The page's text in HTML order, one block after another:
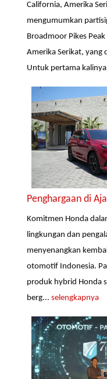
California, Amerika
mengumumkan
Broadmoor Pikes
Amerika Serikat, yang
Untuk pertama
Penghargaan di
Komitmen Honda
lingkungan dan
menyenangkan
otomotif Indonesia.
produk hybrid Honda
berg...selengkapnya